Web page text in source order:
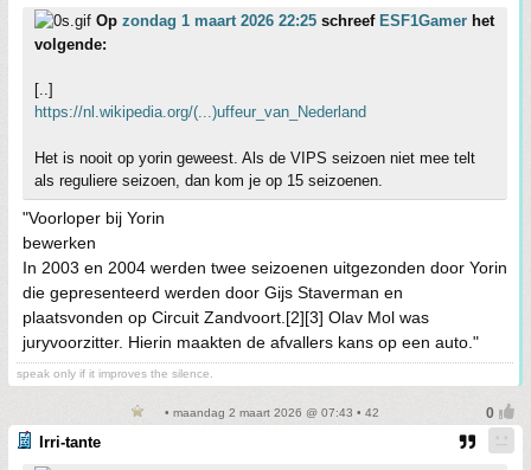
Op zondag 1 maart 2026 22:25 schreef ESF1Gamer het
volgende:
[..]
https://nl.wikipedia.org/(...)uffeur_van_Nederland
Het is nooit op yorin geweest. Als de VIPS seizoen niet mee telt
als reguliere seizoen, dan kom je op 15 seizoenen.
"Voorloper bij Yorin
bewerken
In 2003 en 2004 werden twee seizoenen uitgezonden door Yorin
die gepresenteerd werden door Gijs Staverman en
plaatsvonden op Circuit Zandvoort.[2][3] Olav Mol was
juryvoorzitter. Hierin maakten de afvallers kans op een auto."
speak only if it improves the silence.
• maandag 2 maart 2026 @ 07:43 • 42
Irri-tante